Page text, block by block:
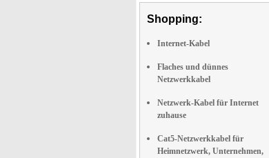
Shopping:
Internet-Kabel
Flaches und dünnes
Netzwerkkabel
Netzwerk-Kabel für Internet
zuhause
Cat5-Netzwerkkabel für
Heimnetzwerk, Unternehmen,